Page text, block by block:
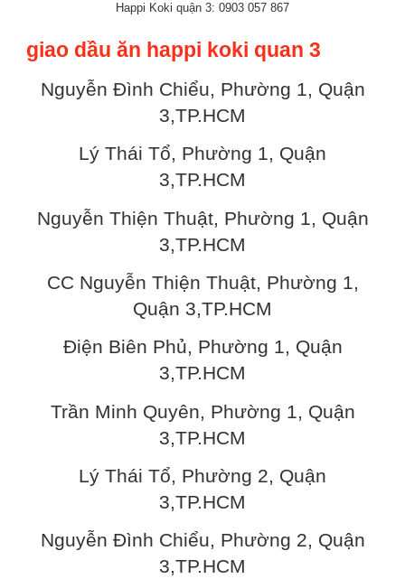
Happi Koki quận 3: 0903 057 867
giao dầu ăn happi koki quan 3
Nguyễn Đình Chiểu, Phường 1, Quận
3,TP.HCM
Lý Thái Tổ, Phường 1, Quận
3,TP.HCM
Nguyễn Thiện Thuật, Phường 1, Quận
3,TP.HCM
CC Nguyễn Thiện Thuật, Phường 1,
Quận 3,TP.HCM
Điện Biên Phủ, Phường 1, Quận
3,TP.HCM
Trần Minh Quyên, Phường 1, Quận
3,TP.HCM
Lý Thái Tổ, Phường 2, Quận
3,TP.HCM
Nguyễn Đình Chiểu, Phường 2, Quận
3,TP.HCM